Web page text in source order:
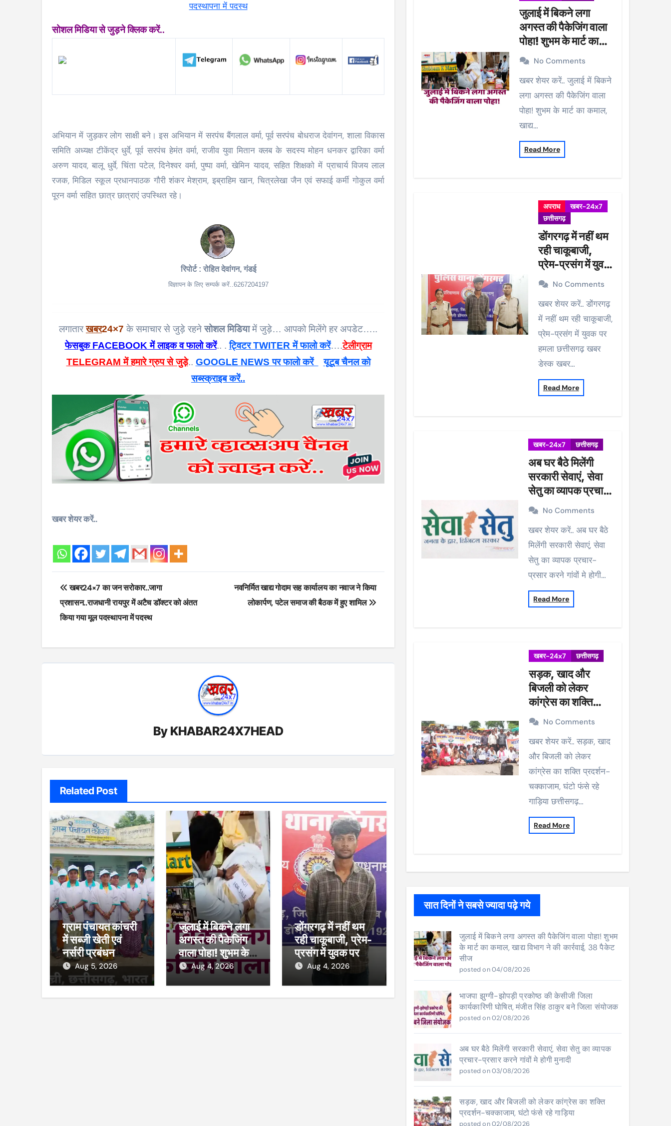
पदस्थापना में पदस्थ
सोशल मिडिया से जुड़ने क्लिक करें..
अभियान में जुड़कर लोग साक्षी बने। इस अभियान में सरपंच बैंगलाल वर्मा, पूर्व सरपंच बोधराज देवांगन, शाला विकास
समिति अध्यक्ष टीकेंद्र धुर्वे, पूर्व सरपंच हेमंत वर्मा, राजीव युवा मितान क्लब के सदस्य मोहन धनकर द्वारिका वर्मा
अरुण यादव, बालू धुर्वे, चिंता पटेल, दिनेश्वर वर्मा, पुष्पा वर्मा, खेमिन यादव, सहित शिक्षको में प्राचार्य विजय लाल
रजक, मिडिल स्कूल प्रधानपाठक गौरी शंकर मेश्राम, इब्राहिम खान, चित्रलेखा जैन एवं सफाई कर्मी गोकुल वर्मा
पूरन वर्मा सहित छात्र छात्राएं उपस्थित रहे।
रिपोर्ट : रोहित देवांगन, गंडई
विज्ञापन के लिए सम्पर्क करें..6267204197
लगातारखबर24×7 के समाचार से जुड़े रहनेसोशल मिडियामें जुड़े… आपको मिलेंगे हर अपडेट…..
फेसबुक FACEBOOK में लाइक व फालो करें.. .ट्विटर TWITER में फालो करें….टेलीग्राम
TELEGRAM में हमारे ग्रुप से जुड़े.. GOOGLE NEWS पर फालो करें
यूटूब चैनल को
सब्स्क्राइब करें..
खबर शेयर करें..
Post
navigation
खबर24×7 का जन सरोकार..जागा
प्रशासन..राजधानी रायपुर में अटैच डॉक्टर को अंतत
किया गया मूल पदस्थापना में पदस्थ
नवनिर्मित खाद्य गोदाम सह कार्यालय का नवाज ने किया
लोकार्पण, पटेल समाज की बैठक में हुए शामिल
By KHABAR24X7HEAD
Related Post
ग्राम पंचायत कांचरी
में सब्जी खेती एवं
नर्सरी प्रबंधन
प्रशिक्षण का शुभारंभ
Aug 5, 2026
जुलाई में बिकने लगा
अगस्त की पैकेजिंग
वाला पोहा! शुभम के
मार्ट का कमाल, खाद्य
विभाग ने की कार्रवाई,
Aug 4, 2026
डोंगरगढ़ में नहीं थम
रही चाकूबाजी, प्रेम-
प्रसंग में युवक पर
हमलाAug 4, 2026
जुलाई में बिकने लगा
अगस्त की पैकेजिंग वाला
पोहा! शुभम के मार्ट का
कमाल, खाद्य विभाग ने की
कार्रवाई, 38 पैकेट सीज
No Comments
खबर शेयर करें.. जुलाई में बिकने
लगा अगस्त की पैकेजिंग वाला
पोहा! शुभम के मार्ट का कमाल,
खाद्य…
Read More
अपराध
खबर-24x7
छत्तीसगढ़
डोंगरगढ़ में नहीं थम
रही चाकूबाजी,
प्रेम-प्रसंग में युवक
पर हमलाNo Comments
खबर शेयर करें.. डोंगरगढ़
में नहीं थम रही चाकूबाजी,
प्रेम-प्रसंग में युवक पर
हमला छत्तीसगढ़ खबर
डेस्क खबर…
Read More
खबर-24x7 छत्तीसगढ़
अब घर बैठे मिलेंगी
सरकारी सेवाएं, सेवा
सेतु का व्यापक प्रचार-
प्रसार करने गांवों मे
होगी मुनादी
No Comments
खबर शेयर करें.. अब घर बैठे
मिलेंगी सरकारी सेवाएं, सेवा
सेतु का व्यापक प्रचार-
प्रसार करने गांवों मे होगी…
Read More
खबर-24x7 छत्तीसगढ़
सड़क, खाद और
बिजली को लेकर
कांग्रेस का शक्ति
प्रदर्शन-चक्काजाम,
घंटो फंसे रहे गाड़िया
No Comments
खबर शेयर करें.. सड़क, खाद
और बिजली को लेकर
कांग्रेस का शक्ति प्रदर्शन-
चक्काजाम, घंटो फंसे रहे
गाड़िया छत्तीसगढ़…
Read More
सात दिनों ने सबसे ज्यादा पढ़े गये
जुलाई में बिकने लगा अगस्त की पैकेजिंग वाला पोहा! शुभम
के मार्ट का कमाल, खाद्य विभाग ने की कार्रवाई, 38 पैकेट
सीज
posted on 04/08/2026
भाजपा झुग्गी-झोपड़ी प्रकोष्ठ की केसीजी जिला
कार्यकारिणी घोषित, मंजीत सिंह ठाकुर बने जिला संयोजक
posted on 02/08/2026
अब घर बैठे मिलेंगी सरकारी सेवाएं, सेवा सेतु का व्यापक
प्रचार-प्रसार करने गांवों मे होगी मुनादी
posted on 03/08/2026
सड़क, खाद और बिजली को लेकर कांग्रेस का शक्ति
प्रदर्शन-चक्काजाम, घंटो फंसे रहे गाड़िया
posted on 02/08/2026